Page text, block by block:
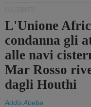
L'Unione
condanna gli
alle navi
Mar Rosso
dagli Houthi
Addis Abeba